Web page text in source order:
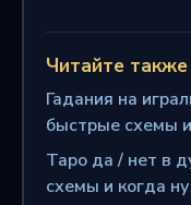
Читайте также
Гадания на
быстрые схемы
Таро да / нет в
схемы и когда